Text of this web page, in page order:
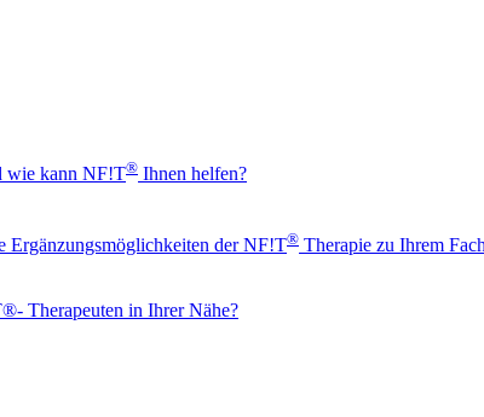
wie kann NF!T® Ihnen helfen?
Ergänzungsmöglichkeiten der NF!T® Therapie zu Ihrem
- Therapeuten in Ihrer Nähe?